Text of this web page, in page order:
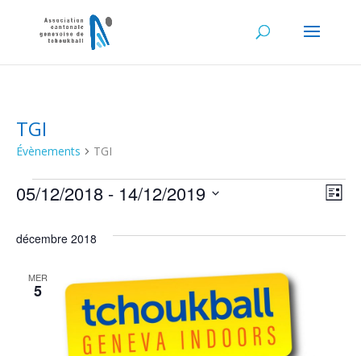
TGI
Évènements TGI
ÉVÈNEMENTS
DE
Liste
05/12/2018 - 14/12/2019
une
décembre 2018
MER
5